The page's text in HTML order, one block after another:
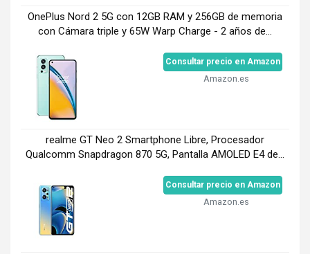
OnePlus Nord 2 5G con 12GB RAM y 256GB de memoria
con Cámara triple y 65W Warp Charge - 2 años de...
Consultar precio en Amazon
Amazon.es
realme GT Neo 2 Smartphone Libre, Procesador
Qualcomm Snapdragon 870 5G, Pantalla AMOLED E4 de...
Consultar precio en Amazon
Amazon.es